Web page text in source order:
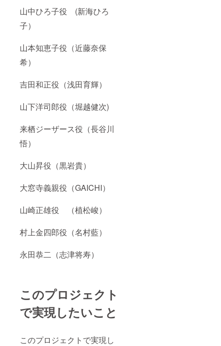
山中ひろ子役 (新海ひろ
子）
山本知恵子役（近藤奈保
希）
吉田和正役（浅田育輝）
山下洋司郎役（堀越健次)
来栖ジーザース役（長谷川
悟）
大山昇役（黒岩貴）
大窓寺義親役（GAICHI）
山崎正雄役 （植松峻）
村上金四郎役（名村藍）
永田恭二（志津将寿）
このプロジェクト
で実現したいこと
このプロジェクトで実現し